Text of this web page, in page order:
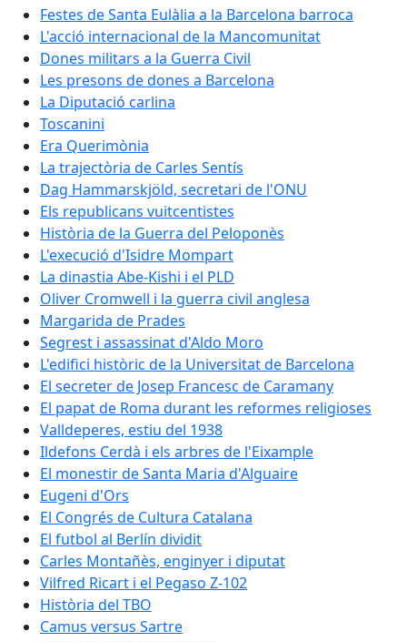
Festes de Santa Eulàlia a la Barcelona barroca
L'acció internacional de la Mancomunitat
Dones militars a la Guerra Civil
Les presons de dones a Barcelona
La Diputació carlina
Toscanini
Era Querimònia
La trajectòria de Carles Sentís
Dag Hammarskjöld, secretari de l'ONU
Els republicans vuitcentistes
Història de la Guerra del Peloponès
L'execució d'Isidre Mompart
La dinastia Abe-Kishi i el PLD
Oliver Cromwell i la guerra civil anglesa
Margarida de Prades
Segrest i assassinat d'Aldo Moro
L'edifici històric de la Universitat de Barcelona
El secreter de Josep Francesc de Caramany
El papat de Roma durant les reformes religioses
Valldeperes, estiu del 1938
Ildefons Cerdà i els arbres de l'Eixample
El monestir de Santa Maria d'Alguaire
Eugeni d'Ors
El Congrés de Cultura Catalana
El futbol al Berlín dividit
Carles Montañès, enginyer i diputat
Vilfred Ricart i el Pegaso Z-102
Història del TBO
Camus versus Sartre